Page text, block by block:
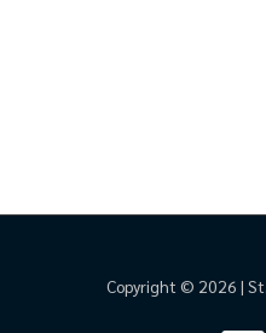
Copyright © 2026 |